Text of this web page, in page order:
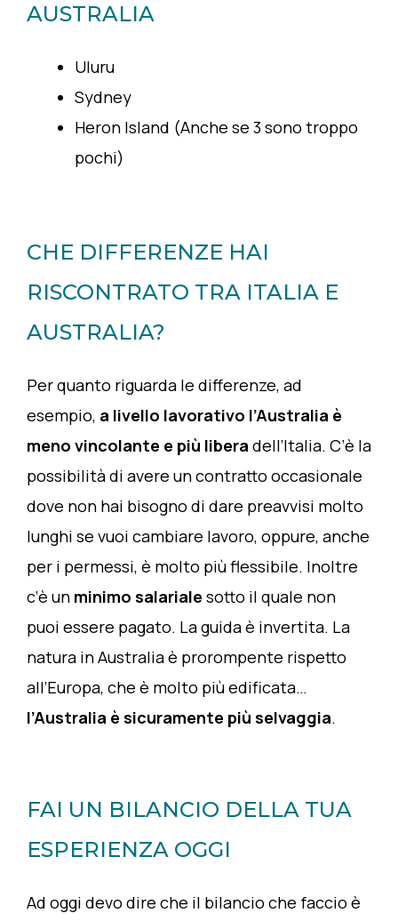
AUSTRALIA
Uluru
Sydney
Heron Island (Anche se 3 sono troppo
pochi)
CHE DIFFERENZE HAI
RISCONTRATO TRA ITALIA E
AUSTRALIA?
Per quanto riguarda le differenze, ad
esempio, a livello lavorativo l’Australia è
meno vincolante e più libera dell’Italia. C’è la
possibilità di avere un contratto occasionale
dove non hai bisogno di dare preavvisi molto
lunghi se vuoi cambiare lavoro, oppure, anche
per i permessi, è molto più flessibile. Inoltre
c’è un minimo salariale sotto il quale non
puoi essere pagato. La guida è invertita. La
natura in Australia è prorompente rispetto
all’Europa, che è molto più edificata…
l’Australia è sicuramente più selvaggia.
FAI UN BILANCIO DELLA TUA
ESPERIENZA OGGI
Ad oggi devo dire che il bilancio che faccio è